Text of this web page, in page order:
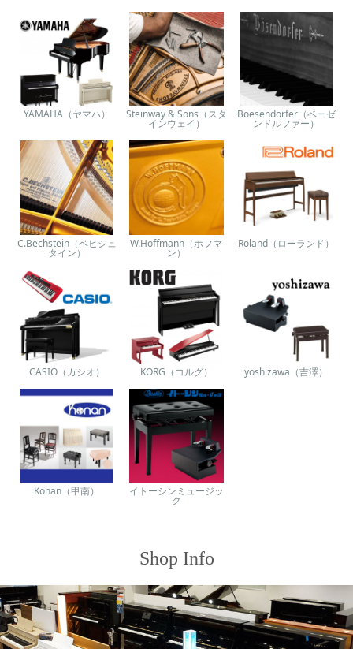
YAMAHA（ヤマハ） Steinway & Sons（スタ
インウェイ）
Boesendorfer（ベーゼ
ンドルファー）
C.Bechstein（ベヒシュ
タイン）
W.Hoffmann（ホフマ
ン）
Roland（ローランド）
CASIO（カシオ） KORG（コルグ） yoshizawa（吉澤）
Konan（甲南） イトーシンミュージッ
ク
Shop Info